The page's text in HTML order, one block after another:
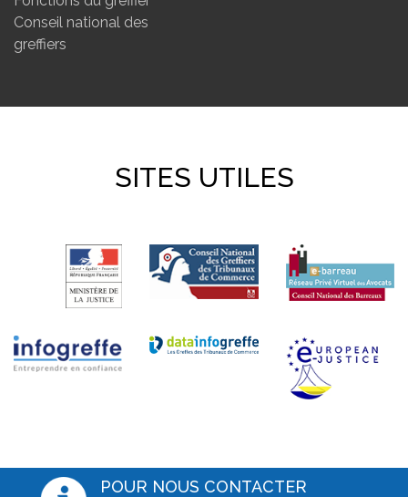
Conseil national des
greffiers
SITES UTILES
POUR NOUS CONTACTER